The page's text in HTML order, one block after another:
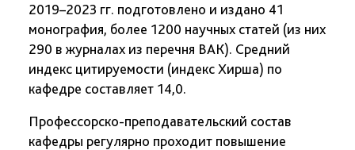
2019–2023 гг. подготовлено и издано 41
монография, более 1200 научных статей (из них
290 в журналах из перечня ВАК). Средний
индекс цитируемости (индекс Хирша) по
кафедре составляет 14,0.
Профессорско-преподавательский состав
кафедры регулярно проходит повышение